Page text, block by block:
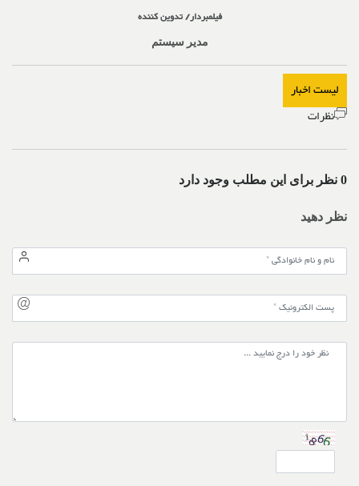
فیلمبردار/ تدوین کننده
مدیر سیستم
لیست اخبار
نظرات
0 نظر برای این مطلب وجود دارد
نظر دهید